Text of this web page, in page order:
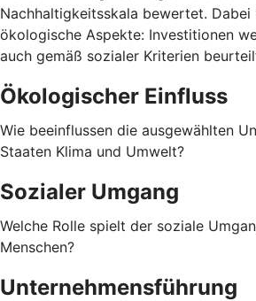
Nachhaltigkeitsskala bewertet. Dabei
ökologische Aspekte: Investitionen
auch gemäß sozialer Kriterien
Ökologischer Einfluss
Wie beeinflussen die ausgewählten
Staaten Klima und Umwelt?
Sozialer Umgang
Welche Rolle spielt der soziale
Menschen?
Unternehmensführung